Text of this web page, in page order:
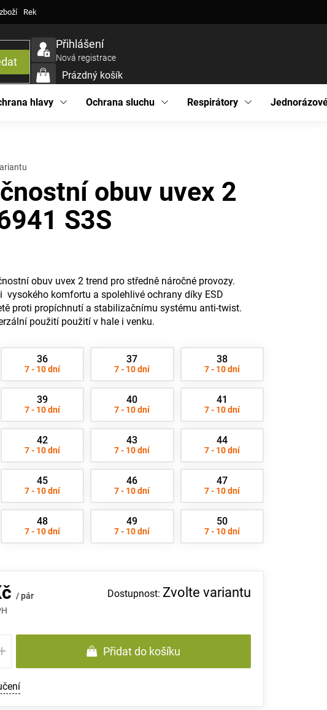
Reklamace zboží
Přihlášení
Nová registrace
NÁKUPNÍ
KOŠÍK
Prázdný košík
hlavy Ochrana sluchu Respirátory
obuv uvex 2
S3S
obuv uvex 2 trend pro středně náročné provozy.
vysokého komfortu a spolehlivé ochrany díky ESD
proti propíchnutí a stabilizačnímu systému anti-twist.
použití použití v hale i venku.
36
7 - 10 dní
37
7 - 10 dní
38
7 - 10 dní
39
7 - 10 dní
40
7 - 10 dní
41
7 - 10 dní
42
7 - 10 dní
43
7 - 10 dní
44
7 - 10 dní
45
7 - 10 dní
46
7 - 10 dní
47
7 - 10 dní
48
7 - 10 dní
49
7 - 10 dní
50
7 - 10 dní
/ pár
Zvolte variantu
Přidat do košíku